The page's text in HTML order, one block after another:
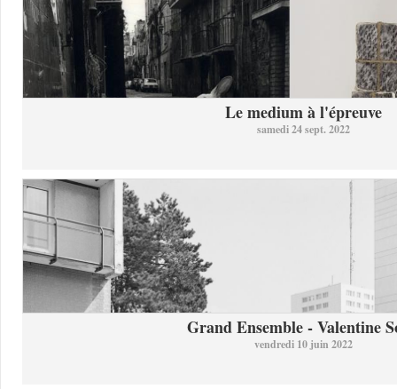
Le medium à l'épreuve
samedi 24 sept. 2022
Grand Ensemble - Valentine
vendredi 10 juin 2022